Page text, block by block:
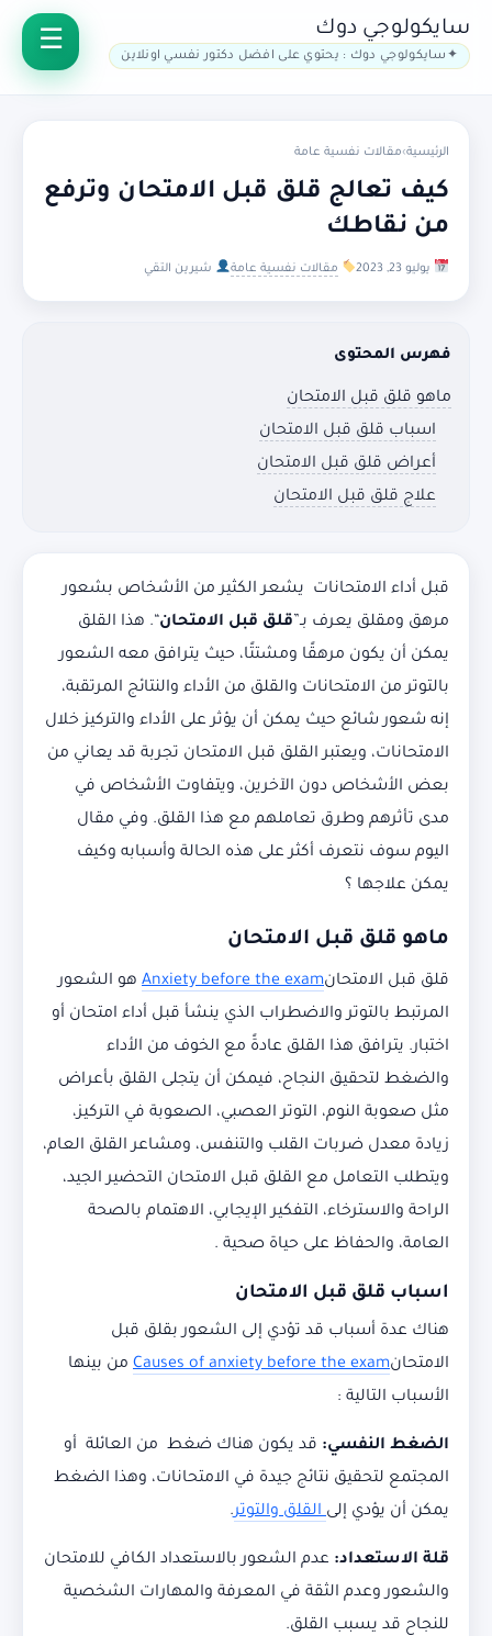
سايكولوجي دوك
سايكولوجي دوك : يحتوي على افضل دكتور نفسي اونلاين
الرئيسية›مقالات نفسية عامة
كيف تعالج قلق قبل الامتحان وترفع
من نقاطك
يوليو 23, 2023 مقالات نفسية عامة شيرين التقي
فهرس المحتوى
ماهو قلق قبل الامتحان
اسباب قلق قبل الامتحان
أعراض قلق قبل الامتحان
علاج قلق قبل الامتحان
قبل أداء الامتحانات يشعر الكثير من الأشخاص بشعور
مرهق ومقلق يعرف بـ”قلق قبل الامتحان“. هذا القلق
يمكن أن يكون مرهقًا ومشتتًا، حيث يترافق معه الشعور
بالتوتر من الامتحانات والقلق من الأداء والنتائج المرتقبة،
إنه شعور شائع حيث يمكن أن يؤثر على الأداء والتركيز خلال
الامتحانات، ويعتبر القلق قبل الامتحان تجربة قد يعاني من
بعض الأشخاص دون الآخرين، ويتفاوت الأشخاص في
مدى تأثرهم وطرق تعاملهم مع هذا القلق. وفي مقال
اليوم سوف نتعرف أكثر على هذه الحالة وأسبابه وكيف
يمكن علاجها ؟
ماهو قلق قبل الامتحان
قلق قبل الامتحانAnxiety before the exam هو الشعور
المرتبط بالتوتر والاضطراب الذي ينشأ قبل أداء امتحان أو
اختبار. يترافق هذا القلق عادةً مع الخوف من الأداء
والضغط لتحقيق النجاح، فيمكن أن يتجلى القلق بأعراض
مثل صعوبة النوم، التوتر العصبي، الصعوبة في التركيز،
زيادة معدل ضربات القلب والتنفس، ومشاعر القلق العام،
ويتطلب التعامل مع القلق قبل الامتحان التحضير الجيد،
الراحة والاسترخاء، التفكير الإيجابي، الاهتمام بالصحة
العامة، والحفاظ على حياة صحية .
اسباب قلق قبل الامتحان
هناك عدة أسباب قد تؤدي إلى الشعور بقلق قبل
الامتحانCauses of anxiety before the exam من بينها
الأسباب التالية :
الضغط النفسي: قد يكون هناك ضغط من العائلة أو
المجتمع لتحقيق نتائج جيدة في الامتحانات، وهذا الضغط
يمكن أن يؤدي إلىالقلق والتوتر.
قلة الاستعداد: عدم الشعور بالاستعداد الكافي للامتحان
والشعور وعدم الثقة في المعرفة والمهارات الشخصية
للنجاح قد يسبب القلق.